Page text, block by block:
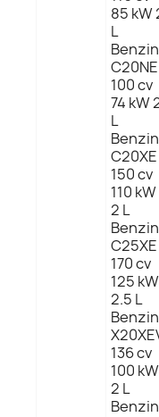
85 kW
L
100 cv
74 kW
L
C20XE
150 cv
110 kW
2 L
C25XE
170 cv
125 kW
2.5 L
136 cv
100 kW
2 L